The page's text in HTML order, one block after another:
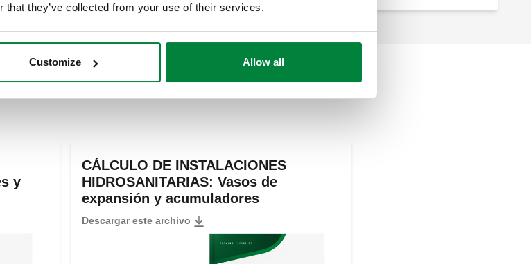
that they’ve collected from your use of their services.
Customize Allow all
de uso
y
CÁLCULO DE INSTALACIONES
HIDROSANITARIAS: Vasos de
expansión y acumuladores
Descargar este archivo